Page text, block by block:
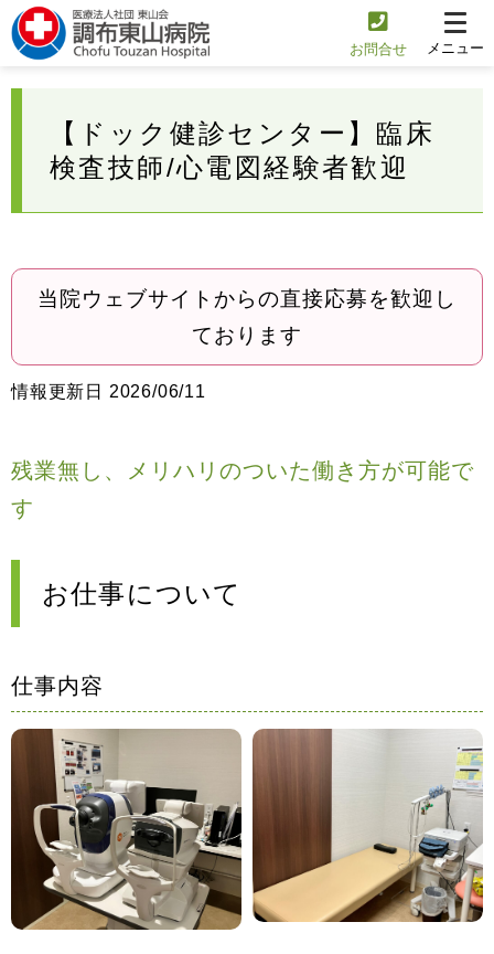
【ドック健診センター】臨床
検査技師/心電図経験者歓迎
当院ウェブサイトからの直接応募を歓迎し
ております
情報更新日 2026/06/11
残業無し、メリハリのついた働き方が可能で
す
お仕事について
仕事内容
メニュー
お問合せ